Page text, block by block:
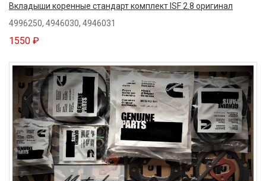
Вкладыши коренные стандарт комплект ISF 2.8 оригинал
4996250, 4946030, 4946031
1550 ₽